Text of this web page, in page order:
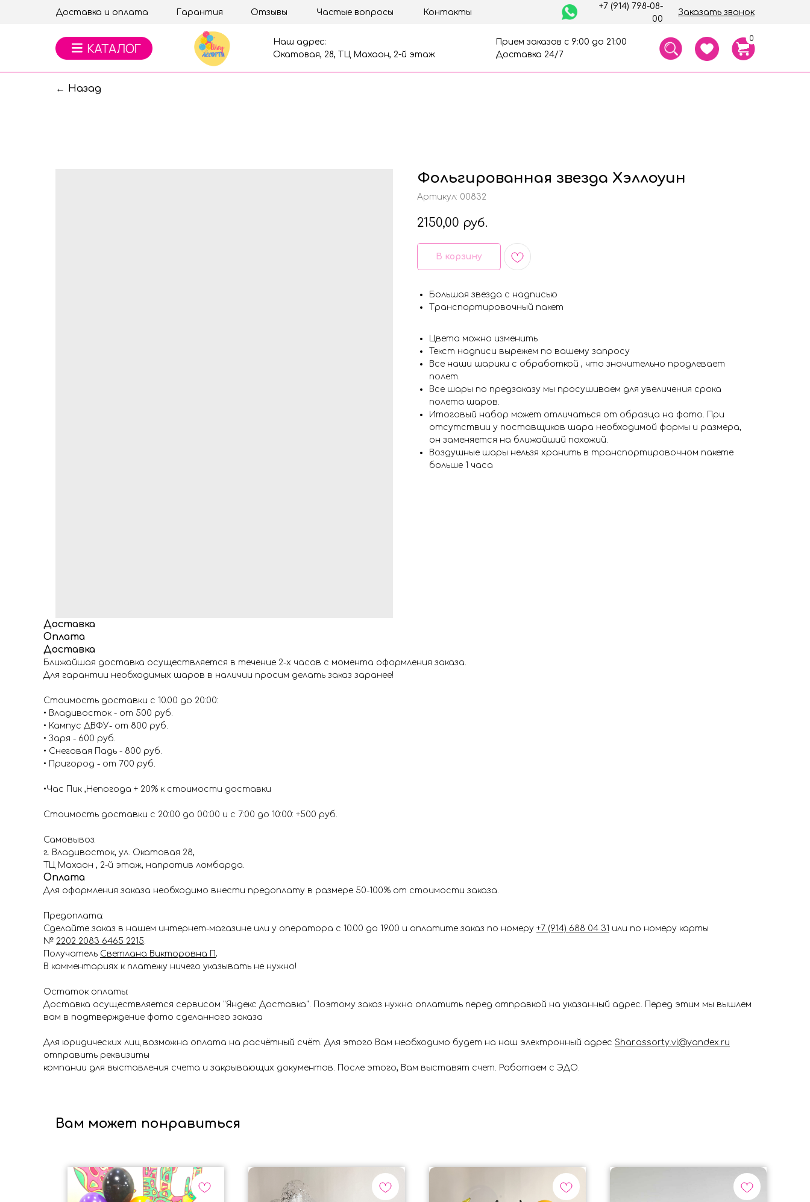
Заказать звонок
+7 (914) 798-08-
00
Доставка и оплата Гарантия Отзывы Частые вопросы Контакты
Прием заказов с 9:00 до 21:00
Доставка 24/7
Наш адрес:
Окатовая, 28, ТЦ Махаон, 2-й этаж
0
← Назад
Фольгированная звезда Хэллоуин
Артикул: 00832
2150,00 руб.
В корзину
Большая звезда с надписью
Транспортировочный пакет
Цвета можно изменить
Текст надписи вырежем по вашему запросу
Все наши шарики с обработкой , что значительно продлевает
полет.
Все шары по предзаказу мы просушиваем для увеличения срока
полета шаров.
Итоговый набор может отличаться от образца на фото. При
отсутствии у поставщиков шара необходимой формы и размера,
он заменяется на ближайший похожий.
Воздушные шары нельзя хранить в транспортировочном пакете
больше 1 часа
Доставка
Оплата
Доставка
Ближайшая доставка осуществляется в течение 2-х часов с момента оформления заказа.
Для гарантии необходимых шаров в наличии просим делать заказ заранее!
Стоимость доставки с 10.00 до 20:00:
• Владивосток - от 500 руб.
• Кампус ДВФУ- от 800 руб.
• Заря - 600 руб.
• Снеговая Падь - 800 руб.
• Пригород - от 700 руб.
•Час Пик ,Непогода + 20% к стоимости доставки
Стоимость доставки с 20:00 до 00:00 и с 7:00 до 10:00: +500 руб.
Самовывоз:
г. Владивосток, ул. Окатовая 28,
ТЦ Махаон , 2-й этаж, напротив ломбарда.
Оплата
Для оформления заказа необходимо внести предоплату в размере 50-100% от стоимости заказа.
Предоплата:
Сделайте заказ в нашем интернет-магазине или у оператора с 10.00 до 19.00 и оплатите заказ по номеру +7 (914) 688 04 31 или по номеру карты
№ 2202 2083 6465 2215.
Получатель Светлана Викторовна П.
В комментариях к платежу ничего указывать не нужно!
Остаток оплаты:
Доставка осуществляется сервисом "Яндекс Доставка". Поэтому заказ нужно оплатить перед отправкой на указанный адрес. Перед этим мы вышлем
вам в подтверждение фото сделанного заказа
Для юридических лиц возможна оплата на расчётный счёт. Для этого Вам необходимо будет на наш электронный адрес Shar.assorty.vl@yandex.ru
отправить реквизиты
компании для выставления счета и закрывающих документов. После этого, Вам выставят счет. Работаем с ЭДО.
Вам может понравиться